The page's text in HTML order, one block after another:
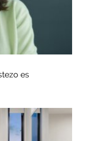
es